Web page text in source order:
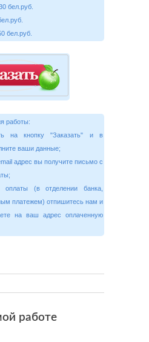
бел.руб.
бел.руб.
работы:
на кнопку "Заказать" и в
ваши данные;
адрес вы получите письмо с
(в отделении банка,
платежем) отпишитесь нам и
на ваш адрес оплаченную
работе